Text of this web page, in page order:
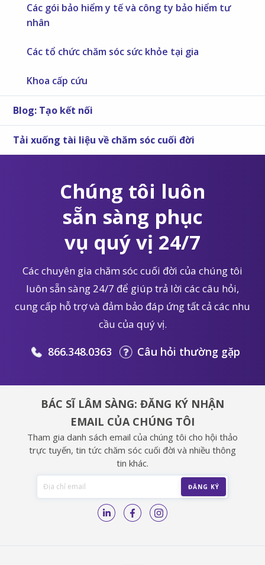
Các gói bảo hiểm y tế và công ty bảo hiểm tư
nhân
Các tổ chức chăm sóc sức khỏe tại gia
Khoa cấp cứu
Blog: Tạo kết nối
Tải xuống tài liệu về chăm sóc cuối đời
Chúng tôi luôn
sẵn sàng phục
vụ quý vị 24/7
Các chuyên gia chăm sóc cuối đời của chúng tôi
luôn sẵn sàng 24/7 để giúp trả lời các câu hỏi,
cung cấp hỗ trợ và đảm bảo đáp ứng tất cả các nhu
cầu của quý vị.
866.348.0363 Câu hỏi thường gặp
BÁC SĨ LÂM SÀNG: ĐĂNG KÝ NHẬN
EMAIL CỦA CHÚNG TÔI
Tham gia danh sách email của chúng tôi cho hội thảo
trực tuyến, tin tức chăm sóc cuối đời và nhiều thông
tin khác.